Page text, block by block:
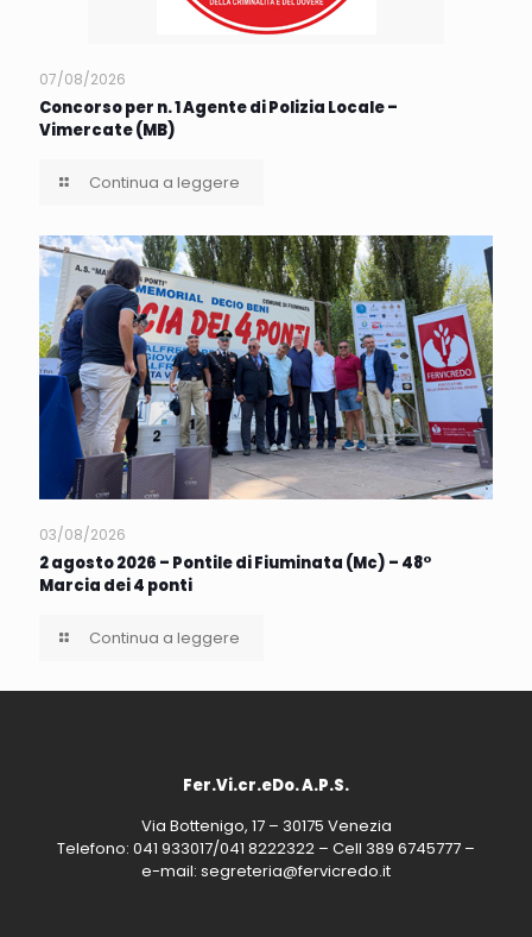
07/08/2026
Concorso per n. 1 Agente di Polizia Locale –
Vimercate (MB)
Continua a leggere
03/08/2026
2 agosto 2026 – Pontile di Fiuminata (Mc) – 48°
Marcia dei 4 ponti
Continua a leggere
Fer.Vi.cr.eDo. A.P.S.
Via Bottenigo, 17 – 30175 Venezia
Telefono: 041 933017/041 8222322 – Cell 389 6745777 –
e-mail: segreteria@fervicredo.it